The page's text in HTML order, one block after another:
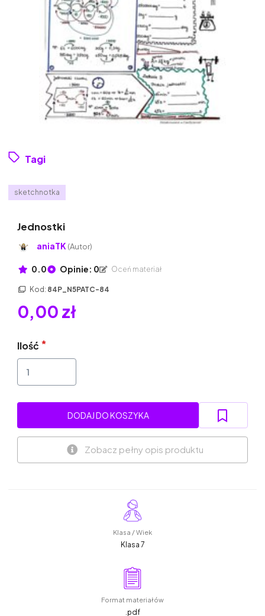
Tagi
sketchnotka
Jednostki
aniaTK (Autor)
0.0 Opinie: 0 Oceń materiał
Kod: 84P_N5PATC-84
0,00 zł
Ilość
DODAJ DO KOSZYKA
Zobacz pełny opis produktu
Klasa / Wiek
Klasa 7
Format materiałów
.pdf